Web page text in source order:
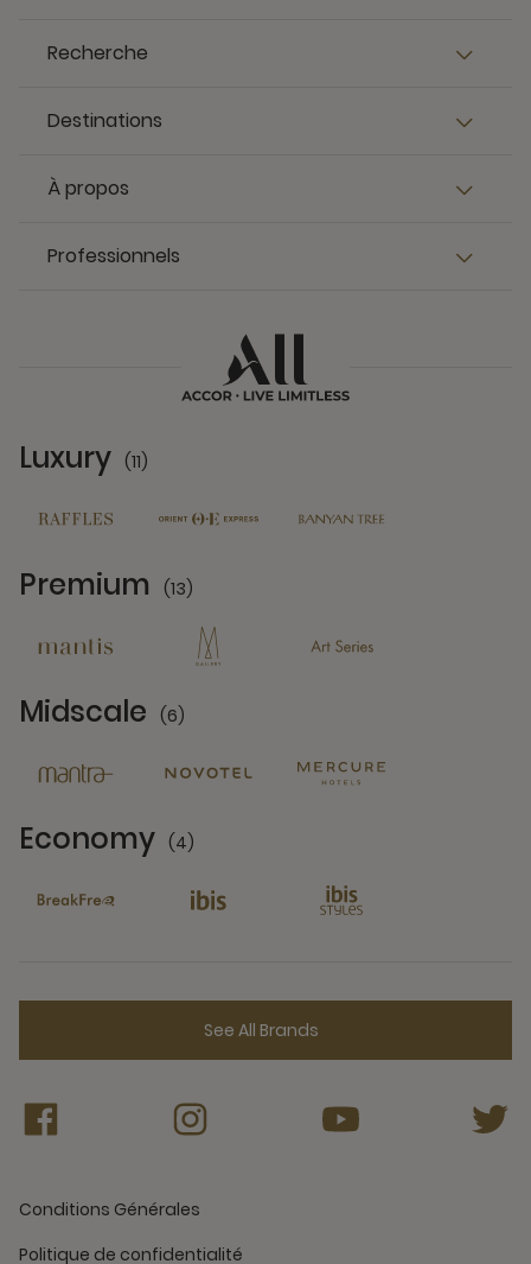
Recherche
Destinations
À propos
Professionnels
Luxury (11)
Premium (13)
Midscale (6)
Economy (4)
See All Brands
Conditions Générales
Politique de confidentialité